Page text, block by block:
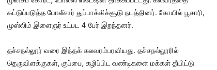
கட்டுப்படுத்த போலீசார் துப்பாக்கிச்சூடு நடத்தினர். கோயில் பூசாரி,
முஸ்லிம் இளைஞர் உட்பட 4 பேர் இறந்தனர்.
தச்சநல்லூர் வரை இந்தக் கலவரம்பரவியது. தச்சநல்லூரில்
தெருவிளக்குகள், குப்பை, கழிப்பிட வண்டிகளை மக்கள் தீயிட்டு